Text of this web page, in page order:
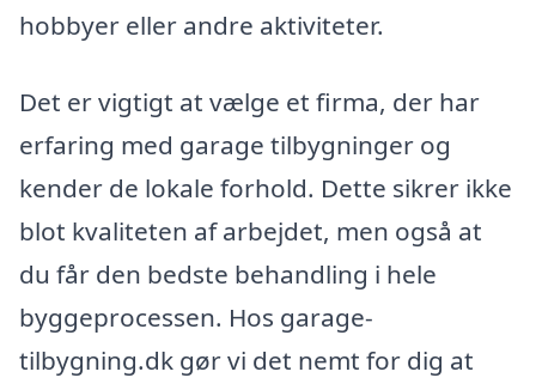
hobbyer eller andre aktiviteter.
Det er vigtigt at vælge et firma, der har
erfaring med garage tilbygninger og
kender de lokale forhold. Dette sikrer ikke
blot kvaliteten af arbejdet, men også at
du får den bedste behandling i hele
byggeprocessen. Hos garage-
tilbygning.dk gør vi det nemt for dig at